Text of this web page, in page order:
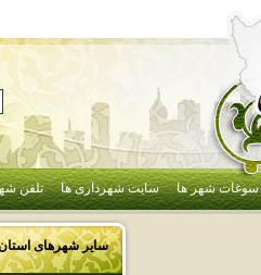
سوغات شهر ها سایت شهرداری ها تلفن
سایر شهرهای